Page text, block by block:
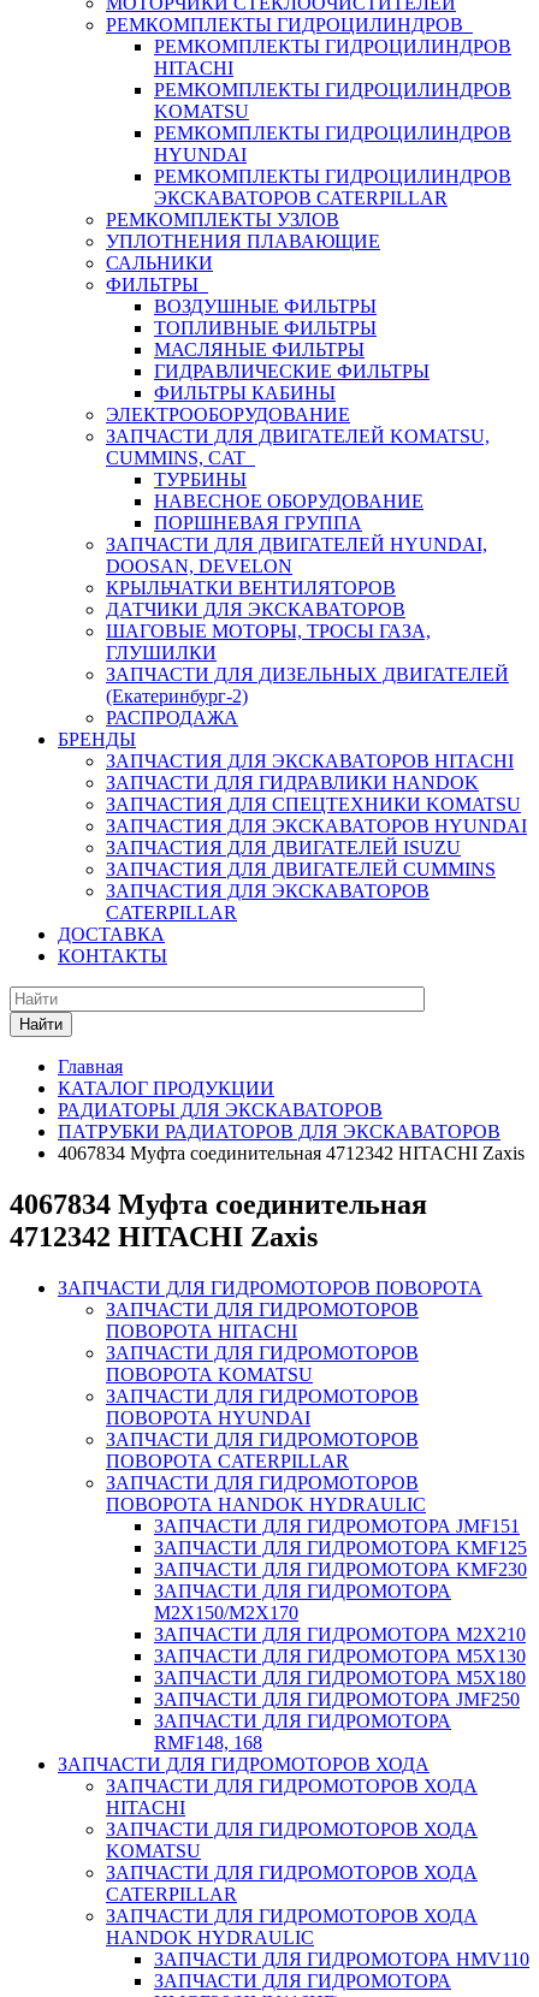
РЕМКОМПЛЕКТЫ ГИДРОЦИЛИНДРОВ
РЕМКОМПЛЕКТЫ ГИДРОЦИЛИНДРОВ
HITACHI
РЕМКОМПЛЕКТЫ ГИДРОЦИЛИНДРОВ
KOMATSU
РЕМКОМПЛЕКТЫ ГИДРОЦИЛИНДРОВ
HYUNDAI
РЕМКОМПЛЕКТЫ ГИДРОЦИЛИНДРОВ
ЭКСКАВАТОРОВ CATERPILLAR
РЕМКОМПЛЕКТЫ УЗЛОВ
УПЛОТНЕНИЯ ПЛАВАЮЩИЕ
САЛЬНИКИ
ФИЛЬТРЫ
ВОЗДУШНЫЕ ФИЛЬТРЫ
ТОПЛИВНЫЕ ФИЛЬТРЫ
МАСЛЯНЫЕ ФИЛЬТРЫ
ГИДРАВЛИЧЕСКИЕ ФИЛЬТРЫ
ФИЛЬТРЫ КАБИНЫ
ЭЛЕКТРООБОРУДОВАНИЕ
ЗАПЧАСТИ ДЛЯ ДВИГАТЕЛЕЙ KOMATSU,
CUMMINS, CAT
ТУРБИНЫ
НАВЕСНОЕ ОБОРУДОВАНИЕ
ПОРШНЕВАЯ ГРУППА
ЗАПЧАСТИ ДЛЯ ДВИГАТЕЛЕЙ HYUNDAI,
DOOSAN, DEVELON
КРЫЛЬЧАТКИ ВЕНТИЛЯТОРОВ
ДАТЧИКИ ДЛЯ ЭКСКАВАТОРОВ
ШАГОВЫЕ МОТОРЫ, ТРОСЫ ГАЗА,
ГЛУШИЛКИ
ЗАПЧАСТИ ДЛЯ ДИЗЕЛЬНЫХ ДВИГАТЕЛЕЙ
(Екатеринбург-2)
РАСПРОДАЖА
БРЕНДЫ
ЗАПЧАСТИЯ ДЛЯ ЭКСКАВАТОРОВ HITACHI
ЗАПЧАСТИ ДЛЯ ГИДРАВЛИКИ HANDOK
ЗАПЧАСТИЯ ДЛЯ СПЕЦТЕХНИКИ KOMATSU
ЗАПЧАСТИЯ ДЛЯ ЭКСКАВАТОРОВ HYUNDAI
ЗАПЧАСТИЯ ДЛЯ ДВИГАТЕЛЕЙ ISUZU
ЗАПЧАСТИЯ ДЛЯ ДВИГАТЕЛЕЙ CUMMINS
ЗАПЧАСТИЯ ДЛЯ ЭКСКАВАТОРОВ
CATERPILLAR
ДОСТАВКА
КОНТАКТЫ
Найти
Главная
КАТАЛОГ ПРОДУКЦИИ
РАДИАТОРЫ ДЛЯ ЭКСКАВАТОРОВ
ПАТРУБКИ РАДИАТОРОВ ДЛЯ ЭКСКАВАТОРОВ
4067834 Муфта соединительная 4712342 HITACHI Zaxis
4067834 Муфта соединительная
4712342 HITACHI Zaxis
ЗАПЧАСТИ ДЛЯ ГИДРОМОТОРОВ ПОВОРОТА
ЗАПЧАСТИ ДЛЯ ГИДРОМОТОРОВ
ПОВОРОТА HITACHI
ЗАПЧАСТИ ДЛЯ ГИДРОМОТОРОВ
ПОВОРОТА KOMATSU
ЗАПЧАСТИ ДЛЯ ГИДРОМОТОРОВ
ПОВОРОТА HYUNDAI
ЗАПЧАСТИ ДЛЯ ГИДРОМОТОРОВ
ПОВОРОТА CATERPILLAR
ЗАПЧАСТИ ДЛЯ ГИДРОМОТОРОВ
ПОВОРОТА HANDOK HYDRAULIC
ЗАПЧАСТИ ДЛЯ ГИДРОМОТОРА JMF151
ЗАПЧАСТИ ДЛЯ ГИДРОМОТОРА KMF125
ЗАПЧАСТИ ДЛЯ ГИДРОМОТОРА KMF230
ЗАПЧАСТИ ДЛЯ ГИДРОМОТОРА
M2X150/M2X170
ЗАПЧАСТИ ДЛЯ ГИДРОМОТОРА M2X210
ЗАПЧАСТИ ДЛЯ ГИДРОМОТОРА M5X130
ЗАПЧАСТИ ДЛЯ ГИДРОМОТОРА M5X180
ЗАПЧАСТИ ДЛЯ ГИДРОМОТОРА JMF250
ЗАПЧАСТИ ДЛЯ ГИДРОМОТОРА
RMF148, 168
ЗАПЧАСТИ ДЛЯ ГИДРОМОТОРОВ ХОДА
ЗАПЧАСТИ ДЛЯ ГИДРОМОТОРОВ ХОДА
HITACHI
ЗАПЧАСТИ ДЛЯ ГИДРОМОТОРОВ ХОДА
KOMATSU
ЗАПЧАСТИ ДЛЯ ГИДРОМОТОРОВ ХОДА
CATERPILLAR
ЗАПЧАСТИ ДЛЯ ГИДРОМОТОРОВ ХОДА
HANDOK HYDRAULIC
ЗАПЧАСТИ ДЛЯ ГИДРОМОТОРА HMV110
ЗАПЧАСТИ ДЛЯ ГИДРОМОТОРА